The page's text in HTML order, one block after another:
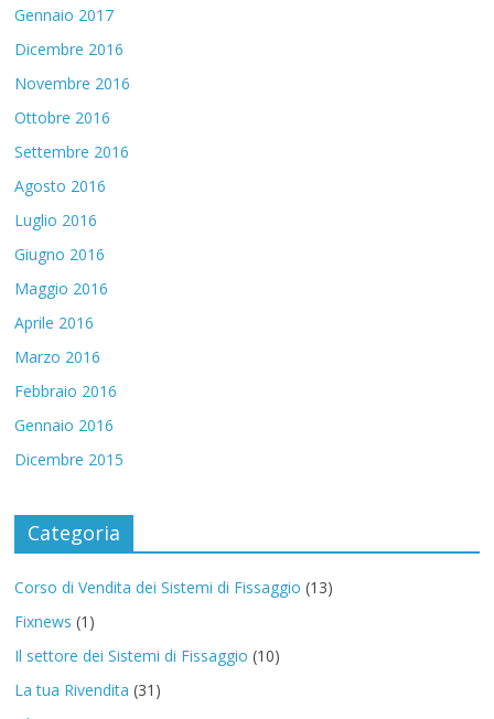
Gennaio 2017
Dicembre 2016
Novembre 2016
Ottobre 2016
Settembre 2016
Agosto 2016
Luglio 2016
Giugno 2016
Maggio 2016
Aprile 2016
Marzo 2016
Febbraio 2016
Gennaio 2016
Dicembre 2015
Categoria
Corso di Vendita dei Sistemi di Fissaggio (13)
Fixnews (1)
Il settore dei Sistemi di Fissaggio (10)
La tua Rivendita (31)